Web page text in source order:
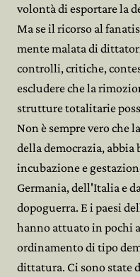
volontà di esportare la
Ma se il ricorso al
mente malata di
controlli, critiche,
escludere che la
strutture totalitarie
Non è sempre vero che
della democrazia,
incubazione e
Germania, dell'Italia e
dopoguerra. E i paesi
hanno attuato in pochi
ordinamento di tipo
dittatura. Ci sono state